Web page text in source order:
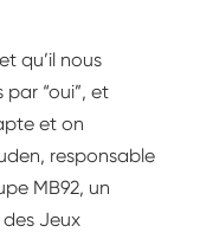
qu’il nous
“oui”, et
et on
responsable
MB92, un
Jeux